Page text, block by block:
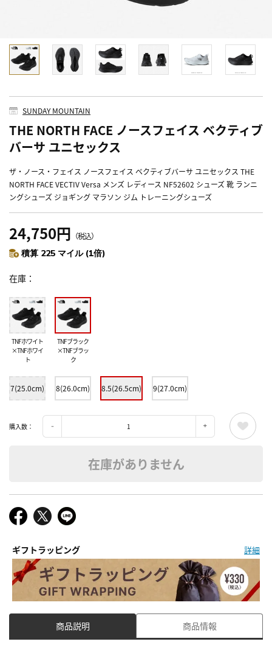
SUNDAY MOUNTAIN
THE NORTH FACE ノースフェイス ベクティブ
バーサ ユニセックス
ザ・ノース・フェイス ノースフェイス ベクティブバーサ ユニセックス THE
NORTH FACE VECTIV Versa メンズ レディース NF52602 シューズ 靴 ランニ
ングシューズ ジョギング マラソン ジム トレーニングシューズ
24,750円 （税込）
積算 225 マイル (1倍)
在庫
TNFホワイト
×TNFホワイ
ト
TNFブラック
×TNFブラッ
ク
7(25.0cm) 8(26.0cm) 8.5(26.5cm) 9(27.0cm)
購入数：
在庫がありません
ギフトラッピング 詳細
商品説明 商品情報